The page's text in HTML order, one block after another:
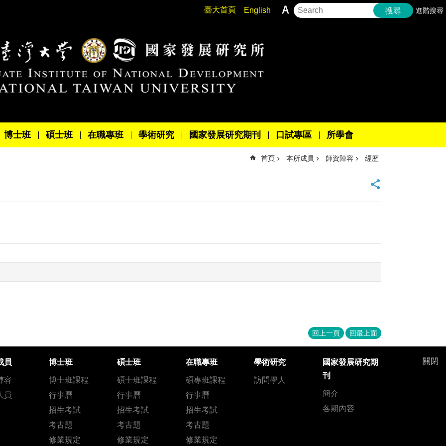
臺大首頁 English 搜尋 進階搜尋
博士班 碩士班 在職專班 學術研究 國家發展研究期刊 口試專區 所學會
首頁 本所成員 師資陣容 經歷
回上一頁 回最上面
關閉
員
容
員
博士班
博士班課程
行事曆
招生考試
考古題
修業規定
碩士班
碩士班課程
行事曆
招生考試
考古題
修業規定
在職專班
碩專班課程
行事曆
招生考試
考古題
修業規定
學術研究
訪問學人
國家發展研究期
刊
簡介
各期內容